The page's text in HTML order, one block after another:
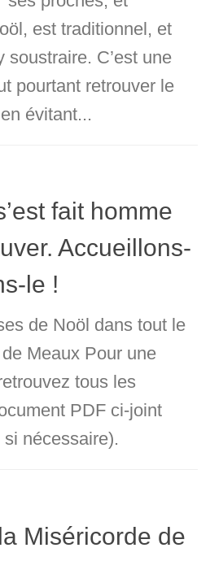
est traditionnel, et
soustraire. C’est une
pourtant retrouver le
évitant...
fait homme
Accueillons-
le !
de Noöl dans tout le
Meaux Pour une
tous les
PDF ci-joint
nécessaire).
Miséricorde de